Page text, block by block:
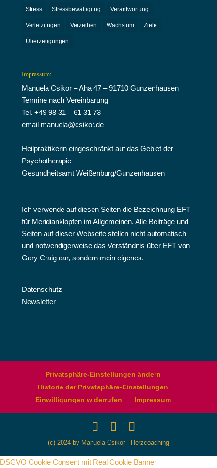
Stress Stressbewältigung Verantwortung
Verletzungen Verzeihen Wachstum Ziele
Überzeugungen
Impressum:
Manuela Csikor – Aha 47 – 91710 Gunzenhausen
Termine nach Vereinbarung
Tel. +49 98 31 – 61 31 73
email manuela@csikor.de
Heilpraktikerin eingeschränkt auf das Gebiet der
Psychotherapie
Gesundheitsamt Weißenburg/Gunzenhausen
Ich verwende auf diesen Seiten die Bezeichnung EFT
für Meridianklopfen im Allgemeinen. Alle Beiträge und
Seiten auf dieser Webseite stellen nicht automatisch
und notwendigerweise das Verständnis über EFT von
Gary Craig dar, sondern mein eigenes.
Datenschutz
Newsletter
Privatsphäre-Einstellungen ändern
Historie der Privatsphäre-Einstellungen
Einwilligungen widerrufen
Impressum
(c) 2024 by Manuela Csikor - Herzcoaching
DSGVO Cookie Consent mit Real Cookie Banner